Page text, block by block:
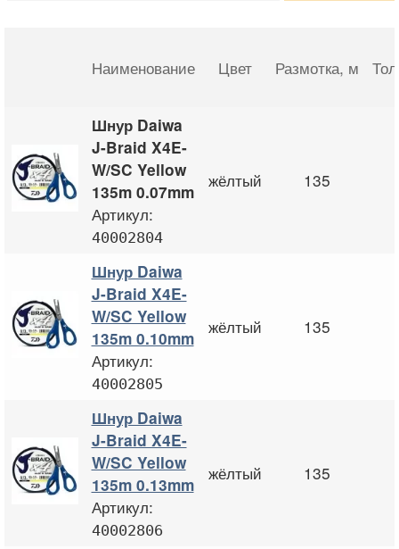
Наименование Цвет Размотка, м
Шнур Daiwa
J-Braid X4E-
W/SC Yellow
135m 0.07mm
Артикул:
40002804
жёлтый 135
Шнур Daiwa
J-Braid X4E-
W/SC Yellow
135m 0.10mm
Артикул:
40002805
жёлтый 135
Шнур Daiwa
J-Braid X4E-
W/SC Yellow
135m 0.13mm
Артикул:
40002806
жёлтый 135